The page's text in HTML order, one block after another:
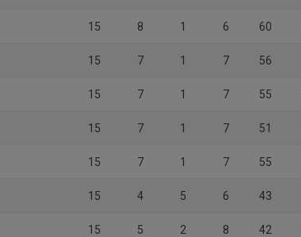
15 8 1 6 60
15 7 1 7 56
15 7 1 7 55
15 7 1 7 51
15 7 1 7 55
15 4 5 6 43
15 5 2 8 42